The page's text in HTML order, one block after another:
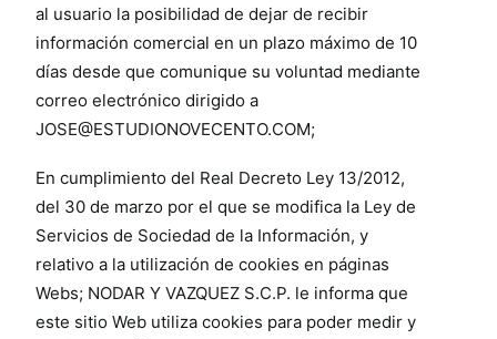
al usuario la posibilidad de dejar de recibir
información comercial en un plazo máximo de 10
días desde que comunique su voluntad mediante
correo electrónico dirigido a
JOSE@ESTUDIONOVECENTO.COM;
En cumplimiento del Real Decreto Ley 13/2012,
del 30 de marzo por el que se modifica la Ley de
Servicios de Sociedad de la Información, y
relativo a la utilización de cookies en páginas
Webs; NODAR Y VAZQUEZ S.C.P. le informa que
este sitio Web utiliza cookies para poder medir y